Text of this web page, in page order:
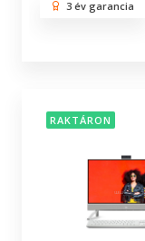
3 év garancia
RAKTÁRON